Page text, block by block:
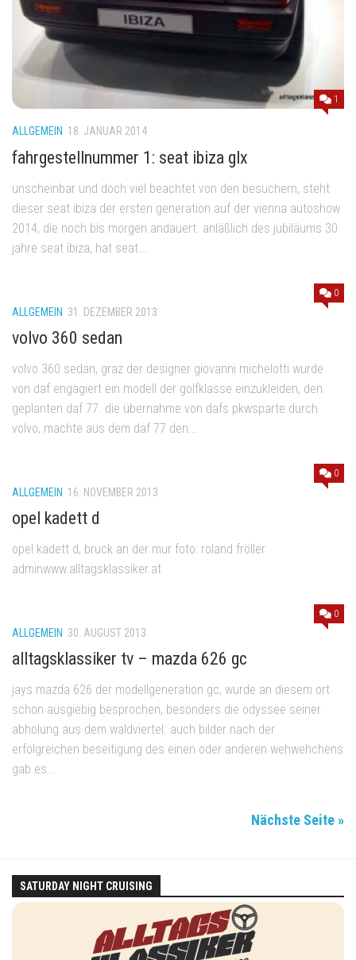
1
ALLGEMEIN 18. JANUAR 2014
fahrgestellnummer 1: seat ibiza glx
unscheinbar und doch viel beachtet von den besuchern, steht
dieser seat ibiza der ersten generation auf der vienna autoshow
2014, die noch bis morgen andauert. anläßlich des jubiläums 30
jahre seat ibiza, hat seat...
0
ALLGEMEIN 31. DEZEMBER 2013
volvo 360 sedan
volvo 360 sedan, graz der designer giovanni michelotti wurde
von daf engagiert ein modell der golfklasse einzukleiden, den
geplanten daf 77. die übernahme von dafs pkwsparte durch
volvo, machte aus dem daf 77 den...
0
ALLGEMEIN 16. NOVEMBER 2013
opel kadett d
opel kadett d, bruck an der mur foto: roland fröller
adminwww.alltagsklassiker.at
0
ALLGEMEIN 30. AUGUST 2013
alltagsklassiker tv – mazda 626 gc
jays mazda 626 der modellgeneration gc, wurde an diesem ort
schon ausgiebig besprochen, besonders die odyssee seiner
abholung aus dem waldviertel. auch bilder nach der
erfolgreichen beseitigung des einen oder anderen wehwehchens
gab es...
Nächste Seite »
SATURDAY NIGHT CRUISING